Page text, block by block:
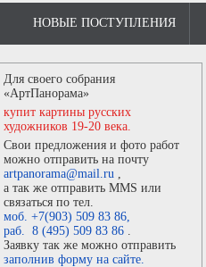
НОВЫЕ ПОСТУПЛЕНИЯ
Для своего собрания
«АртПанорама»
купит картины русских
художников 19-20 века.
Свои предложения и фото работ
можно отправить на почту
artpanorama@mail.ru ,
а так же отправить MMS или
связаться по тел.
моб. +7(903) 509 83 86,
раб. 8 (495) 509 83 86 .
Заявку так же можно отправить
заполнив форму на сайте.